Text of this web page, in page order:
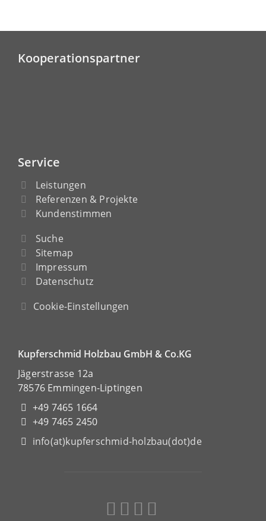
Kooperationspartner
Service
Leistungen
Referenzen & Projekte
Kundenstimmen
Suche
Sitemap
Impressum
Datenschutz
Cookie-Einstellungen
Kupferschmid Holzbau GmbH & Co.KG
Jägerstrasse 12a
78576 Emmingen-Liptingen
+49 7465 1664
+49 7465 2450
info(at)kupferschmid-holzbau(dot)de